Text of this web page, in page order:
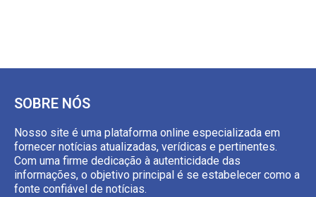
SOBRE NÓS
Nosso site é uma plataforma online especializada em
fornecer notícias atualizadas, verídicas e pertinentes.
Com uma firme dedicação à autenticidade das
informações, o objetivo principal é se estabelecer como a
fonte confiável de notícias.